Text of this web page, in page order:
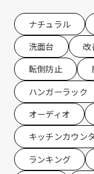
ナチュラル
洗面台
改
転倒防止
ハンガーラック
オーディオ
キッチンカウン
ランキング